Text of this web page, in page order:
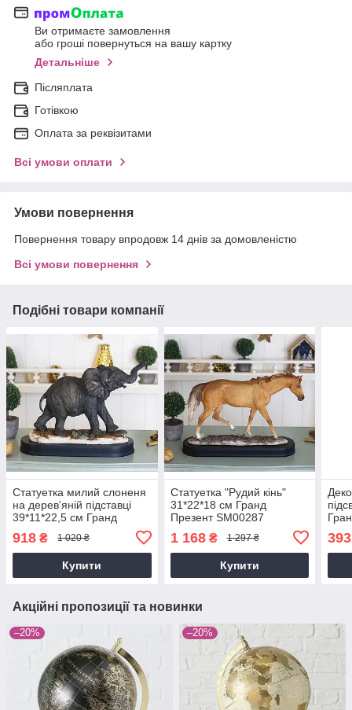
Ви отримаєте замовлення
або гроші повернуться на вашу картку
Детальніше
Післяплата
Готівкою
Оплата за реквізитами
Всі умови оплати
Умови повернення
Повернення товару впродовж 14 днів за домовленістю
Всі умови повернення
Подібні товари компанії
Статуетка милий слоненя
на дерев'яній підставці
39*11*22,5 см Гранд
918 ₴ 1 020 ₴
Купити
Статуетка "Рудий кінь"
31*22*18 см Гранд
Презент SM00287
1 168₴ 1 297 ₴
Купити
393
Акційні пропозиції та новинки
–20% –20%